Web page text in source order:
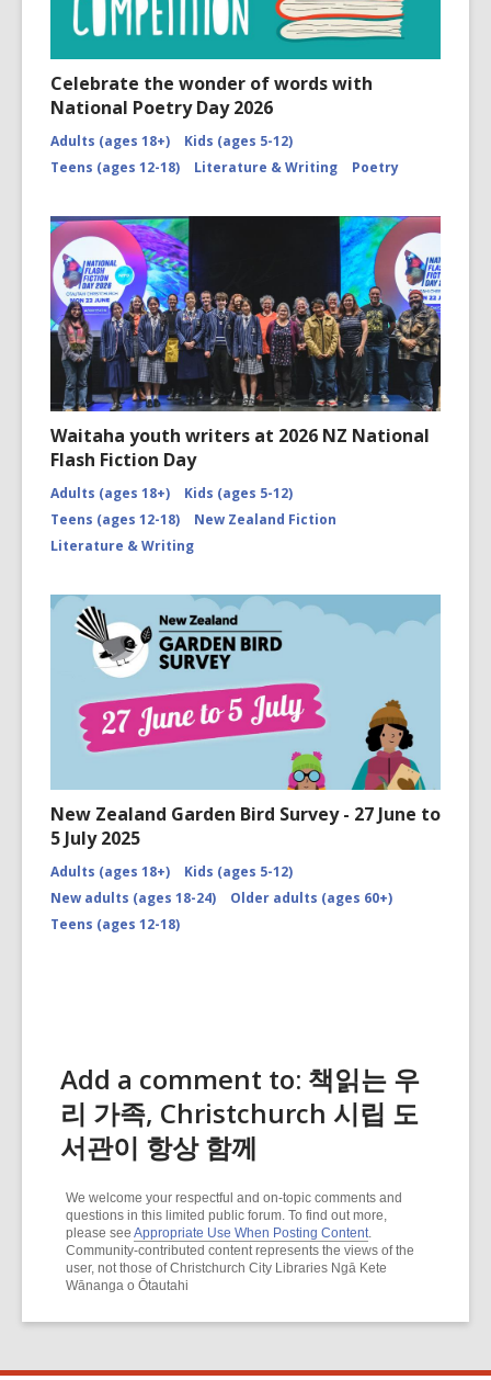
Celebrate the wonder of words with
National Poetry Day 2026
Adults (ages 18+)
Kids (ages 5-12)
Teens (ages 12-18)
Literature & Writing Poetry
Waitaha youth writers at 2026 NZ National
Flash Fiction Day
Adults (ages 18+)
Kids (ages 5-12)
Teens (ages 12-18)
New Zealand Fiction
Literature & Writing
New Zealand Garden Bird Survey - 27 June to
5 July 2025
Adults (ages 18+)
Kids (ages 5-12)
New adults (ages 18-24)
Older adults (ages 60+)
Teens (ages 12-18)
Add a comment to: 책읽는 우
리 가족, Christchurch 시립 도
서관이 항상 함께
We welcome your respectful and on-topic comments and
questions in this limited public forum. To find out more,
please see Appropriate Use When Posting Content.
Community-contributed content represents the views of the
user, not those of Christchurch City Libraries Ngā Kete
Wānanga o Ōtautahi